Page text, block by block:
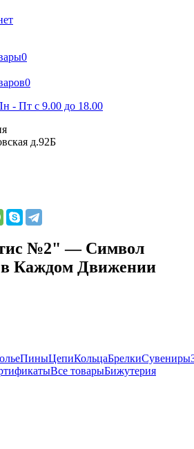
0
0
- Пт с 9.00 до 18.00
д.92Б
№2" — Символ
Каждом Движении
ПиныЦепиКольцаБрелкиСувениры
Все товарыБижутерия